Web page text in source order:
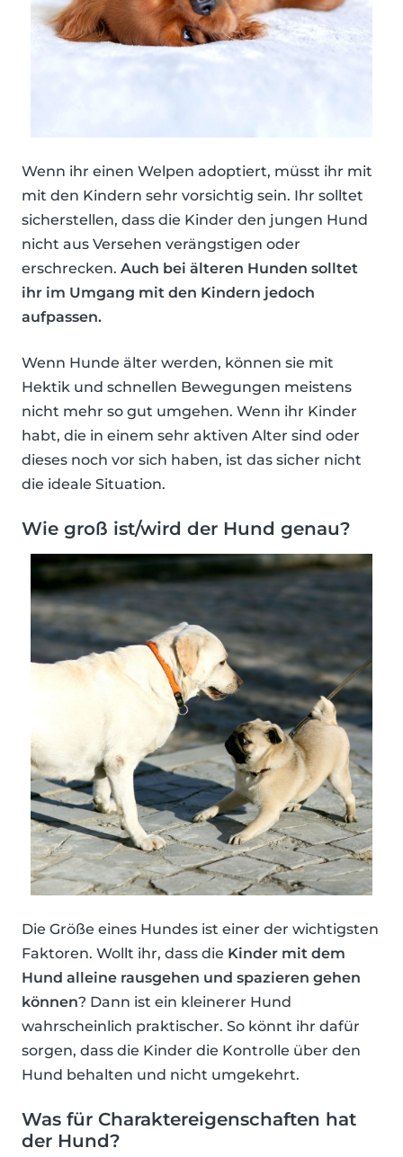
Wenn ihr einen Welpen adoptiert, müsst ihr mit
mit den Kindern sehr vorsichtig sein. Ihr solltet
sicherstellen, dass die Kinder den jungen Hund
nicht aus Versehen verängstigen oder
erschrecken. Auch bei älteren Hunden solltet
ihr im Umgang mit den Kindern jedoch
aufpassen.
Wenn Hunde älter werden, können sie mit
Hektik und schnellen Bewegungen meistens
nicht mehr so gut umgehen. Wenn ihr Kinder
habt, die in einem sehr aktiven Alter sind oder
dieses noch vor sich haben, ist das sicher nicht
die ideale Situation.
Wie groß ist/wird der Hund genau?
Die Größe eines Hundes ist einer der wichtigsten
Faktoren. Wollt ihr, dass die Kinder mit dem
Hund alleine rausgehen und spazieren gehen
können? Dann ist ein kleinerer Hund
wahrscheinlich praktischer. So könnt ihr dafür
sorgen, dass die Kinder die Kontrolle über den
Hund behalten und nicht umgekehrt.
Was für Charaktereigenschaften hat
der Hund?